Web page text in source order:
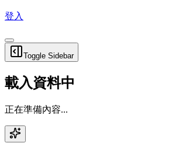
登入
Toggle Sidebar
載入資料中
正在準備內容...